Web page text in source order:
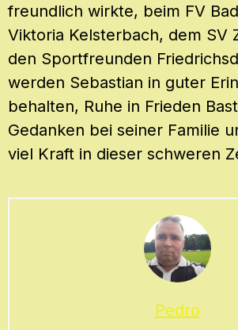
freundlich wirkte, beim FV
Viktoria Kelsterbach, dem SV
den Sportfreunden
werden Sebastian in guter
behalten, Ruhe in Frieden
Gedanken bei seiner Familie
viel Kraft in dieser schweren
Pedro